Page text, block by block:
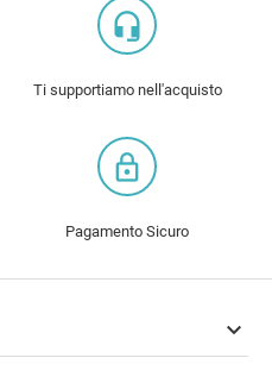
headset_mic
Ti supportiamo nell'acquisto
lock_outline
Pagamento Sicuro
